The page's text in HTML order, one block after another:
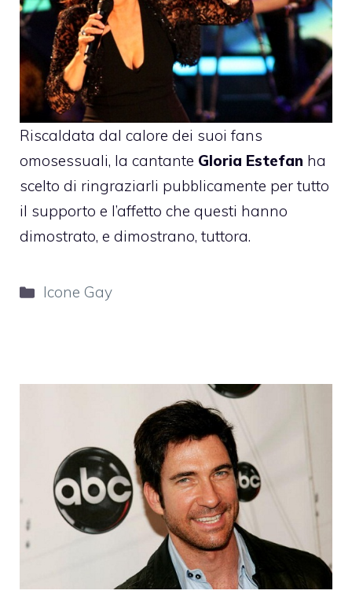
Riscaldata dal calore dei suoi fans
omosessuali, la cantante Gloria Estefan ha
scelto di ringraziarli pubblicamente per tutto
il supporto e l’affetto che questi hanno
dimostrato, e dimostrano, tuttora.
Categorie
Icone Gay